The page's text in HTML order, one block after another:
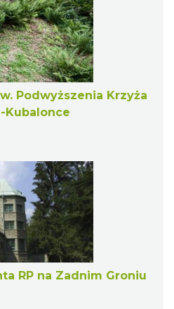
Podwyższenia Krzyża
Kubalonce
RP na Zadnim Groniu